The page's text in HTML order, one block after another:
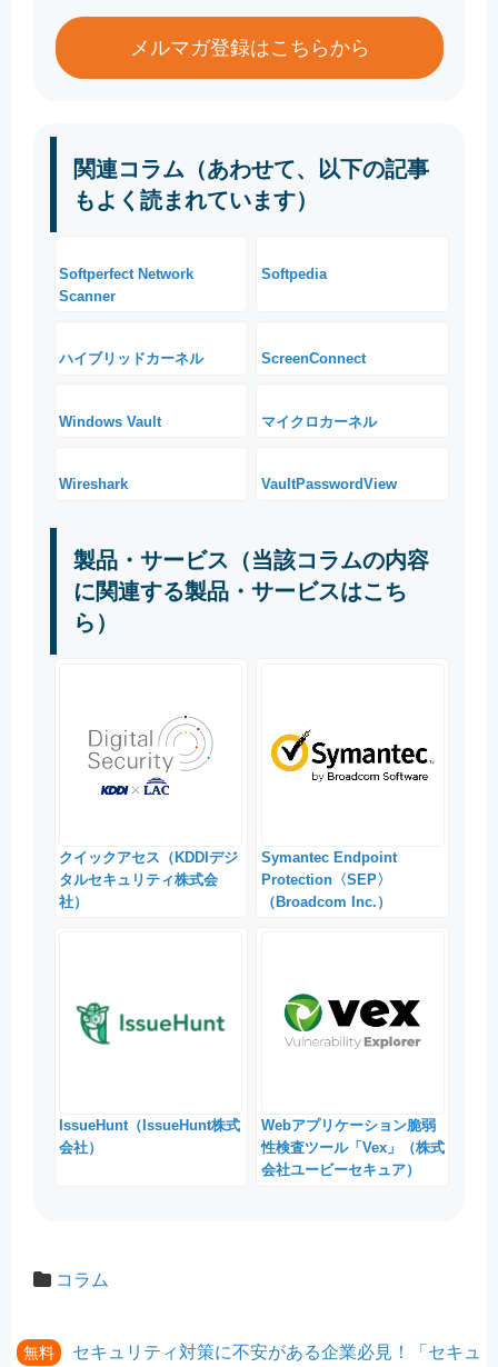
メルマガ登録はこちらから
関連コラム（あわせて、以下の記事
もよく読まれています）
Softperfect Network
Scanner
Softpedia
ハイブリッドカーネル ScreenConnect
Windows Vault マイクロカーネル
Wireshark VaultPasswordView
製品・サービス（当該コラムの内容
に関連する製品・サービスはこち
ら）
クイックアセス（KDDIデジ
タルセキュリティ株式会
社）
Symantec Endpoint
Protection〈SEP〉
（Broadcom Inc.）
IssueHunt（IssueHunt株式
会社）
Webアプリケーション脆弱
性検査ツール「Vex」（株式
会社ユービーセキュア）
コラム
無料
セキュリティ対策に不安がある企業必見！「セキュ